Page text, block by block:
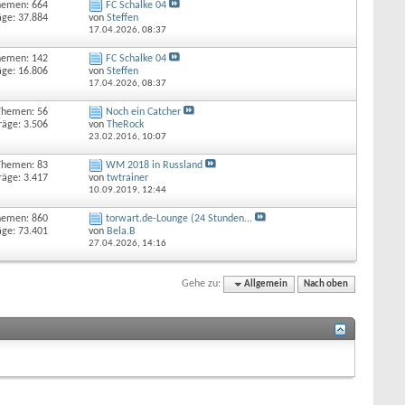
664
37.884
FC Schalke 04
von Steffen
17.04.2026, 08:37
142
16.806
FC Schalke 04
von Steffen
17.04.2026, 08:37
56
3.506
Noch ein Catcher
von TheRock
23.02.2016, 10:07
83
3.417
WM 2018 in Russland
von twtrainer
10.09.2019, 12:44
860
73.401
torwart.de-Lounge (24 Stunden...
von Bela.B
27.04.2026, 14:16
Gehe zu: Allgemein Nach oben